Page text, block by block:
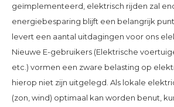
geïmplementeerd, elektrisch rijden zal
energiebesparing blijft een belangrijk
levert een aantal uitdagingen voor ons
Nieuwe E-gebruikers (Elektrische
etc.) vormen een zware belasting op
hierop niet zijn uitgelegd. Als lokale
(zon, wind) optimaal kan worden benut,